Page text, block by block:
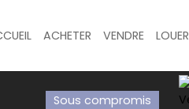
ACHETER VENDRE LOUER
Sous compromis